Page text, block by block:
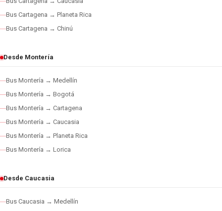
Bus Cartagena → Planeta Rica
Bus Cartagena → Chinú
Desde Montería
Bus Montería → Medellín
Bus Montería → Bogotá
Bus Montería → Cartagena
Bus Montería → Caucasia
Bus Montería → Planeta Rica
Bus Montería → Lorica
Desde Caucasia
Bus Caucasia → Medellín